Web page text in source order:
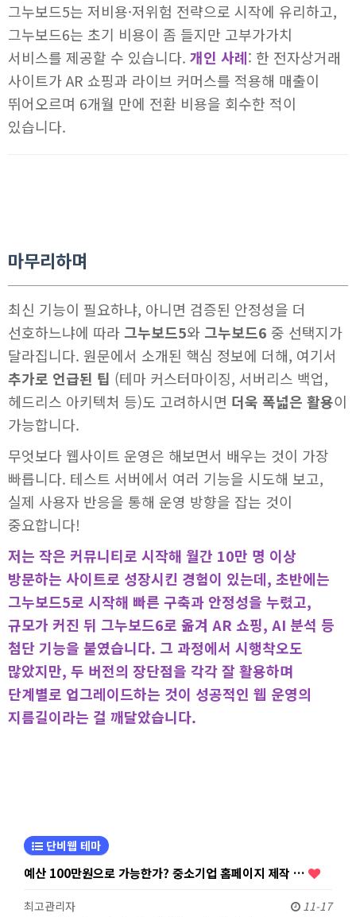
그누보드5는 저비용·저위험 전략으로 시작에 유리하고,
그누보드6는 초기 비용이 좀 들지만 고부가가치
서비스를 제공할 수 있습니다. 개인 사례: 한 전자상거래
사이트가 AR 쇼핑과 라이브 커머스를 적용해 매출이
뛰어오르며 6개월 만에 전환 비용을 회수한 적이
있습니다.
마무리하며
최신 기능이 필요하냐, 아니면 검증된 안정성을 더
선호하느냐에 따라 그누보드5와 그누보드6 중 선택지가
달라집니다. 원문에서 소개된 핵심 정보에 더해, 여기서
추가로 언급된 팁 (테마 커스터마이징, 서버리스 백업,
헤드리스 아키텍처 등)도 고려하시면 더욱 폭넓은 활용이
가능합니다.
무엇보다 웹사이트 운영은 해보면서 배우는 것이 가장
빠릅니다. 테스트 서버에서 여러 기능을 시도해 보고,
실제 사용자 반응을 통해 운영 방향을 잡는 것이
중요합니다!
저는 작은 커뮤니티로 시작해 월간 10만 명 이상
방문하는 사이트로 성장시킨 경험이 있는데, 초반에는
그누보드5로 시작해 빠른 구축과 안정성을 누렸고,
규모가 커진 뒤 그누보드6로 옮겨 AR 쇼핑, AI 분석 등
첨단 기능을 붙였습니다. 그 과정에서 시행착오도
많았지만, 두 버전의 장단점을 각각 잘 활용하며
단계별로 업그레이드하는 것이 성공적인 웹 운영의
지름길이라는 걸 깨달았습니다.
단비웹 테마
예산 100만원으로 가능한가? 중소기업 홈페이지 제작 …
최고관리자 11-17